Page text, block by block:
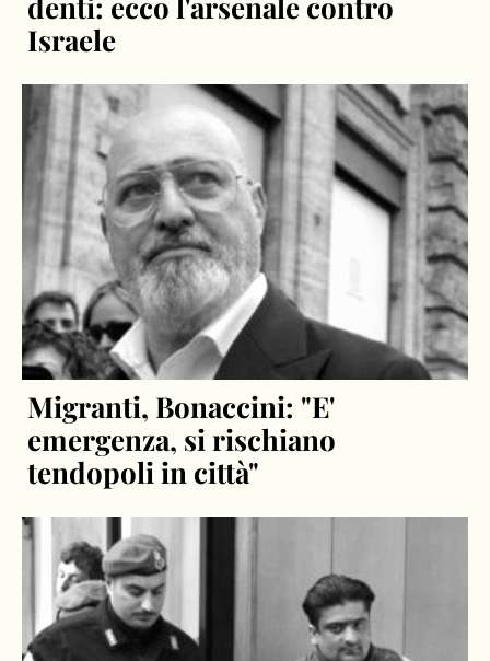
Israele
Migranti, Bonaccini: "E'
emergenza, si rischiano
tendopoli in città"